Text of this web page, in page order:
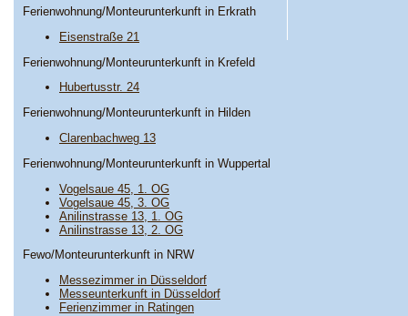
Ferienwohnung/Monteurunterkunft in Erkrath
Eisenstraße 21
Ferienwohnung/Monteurunterkunft in Krefeld
Hubertusstr. 24
Ferienwohnung/Monteurunterkunft in Hilden
Clarenbachweg 13
Ferienwohnung/Monteurunterkunft in Wuppertal
Vogelsaue 45, 1. OG
Vogelsaue 45, 3. OG
Anilinstrasse 13, 1. OG
Anilinstrasse 13, 2. OG
Fewo/Monteurunterkunft in NRW
Messezimmer in Düsseldorf
Messeunterkunft in Düsseldorf
Ferienzimmer in Ratingen